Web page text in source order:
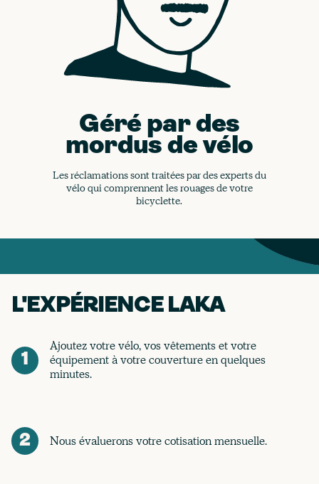
Géré par des
mordus de vélo
Les réclamations sont traitées par des experts du
vélo qui comprennent les rouages de votre
bicyclette.
L'EXPÉRIENCE LAKA
1
Ajoutez votre vélo, vos vêtements et votre
équipement à votre couverture en quelques
minutes.
2 Nous évaluerons votre cotisation mensuelle.